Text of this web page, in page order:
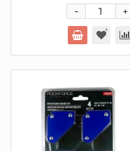
+
-